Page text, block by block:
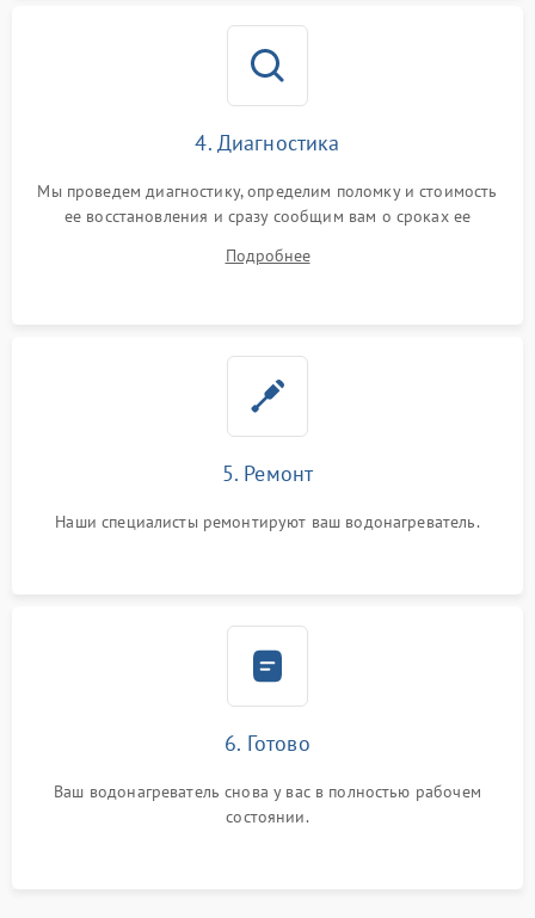
4. Диагностика
Мы проведем диагностику, определим поломку и стоимость
ее восстановления и сразу сообщим вам о сроках ее
Подробнее
5. Ремонт
Наши специалисты ремонтируют ваш водонагреватель.
6. Готово
Ваш водонагреватель снова у вас в полностью рабочем
состоянии.